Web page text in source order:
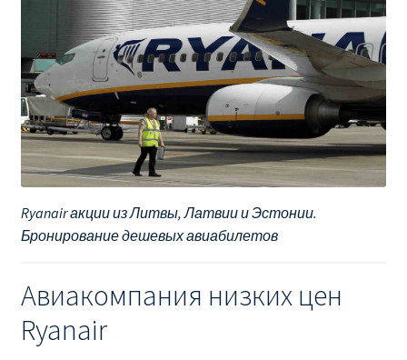
Ryanair акции из Литвы, Латвии и Эстонии.
Бронирование дешевых авиабилетов
Авиакомпания низких цен
Ryanair